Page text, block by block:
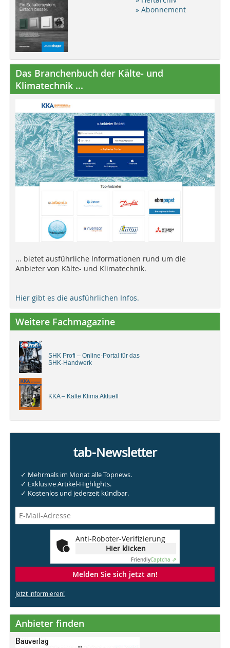
» Abonnement
Das Branchenbuch der Kälte- und
Klimatechnik ...
... bietet ausführliche Informationen rund um die
Anbieter von Kälte- und Klimatechnik.
Hier gibt es die ausführlichen Infos.
Weitere Fachmagazine
SHK Profi – Online-Portal für das
SHK-Handwerk
KKA – Kälte Klima Aktuell
tab-Newsletter
✓ Mehrmals im Monat alle Topnews.
✓ Exklusive Artikel-Highlights.
✓ Kostenlos und jederzeit kündbar.
Anti-Roboter-Verifizierung
Hier klicken
FriendlyCaptcha ⇗
Melden Sie sich jetzt an!
Jetzt informieren!
Anbieter finden